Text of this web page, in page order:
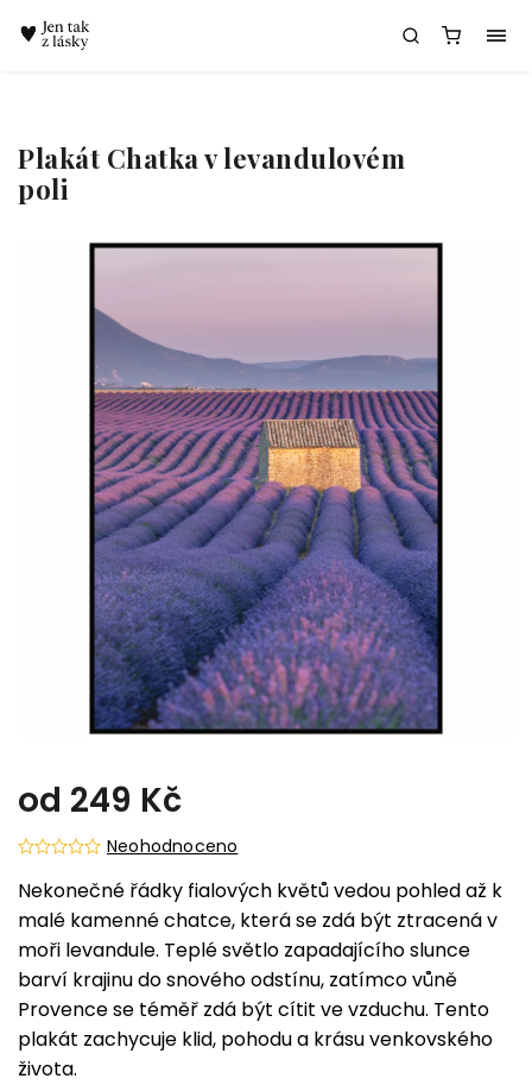
Plakát Chatka v levandulovém
poli
od 249 Kč
Neohodnoceno
Nekonečné řádky fialových květů vedou pohled až k
malé kamenné chatce, která se zdá být ztracená v
moři levandule. Teplé světlo zapadajícího slunce
barví krajinu do snového odstínu, zatímco vůně
Provence se téměř zdá být cítit ve vzduchu. Tento
plakát zachycuje klid, pohodu a krásu venkovského
života.